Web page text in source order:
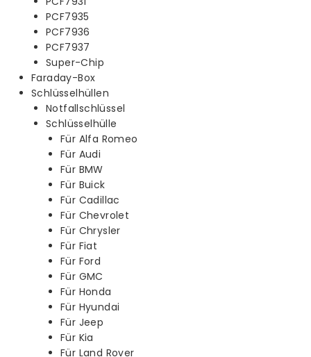
PCF7935
PCF7936
PCF7937
Super-Chip
Faraday-Box
Schlüsselhüllen
Notfallschlüssel
Schlüsselhülle
Für Alfa Romeo
Für Audi
Für BMW
Für Buick
Für Cadillac
Für Chevrolet
Für Chrysler
Für Fiat
Für Ford
Für GMC
Für Honda
Für Hyundai
Für Jeep
Für Kia
Für Land Rover